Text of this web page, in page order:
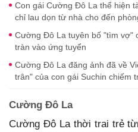
Con gái Cường Đô La thể hiện
chỉ lau dọn từ nhà cho đến
Cường Đô La tuyên bố "tìm vợ"
tràn vào ứng tuyển
Cường Đô La đăng ảnh đã về
trân" của con gái Suchin chiếm
Cường Đô La
Cường Đô La thời trai trẻ